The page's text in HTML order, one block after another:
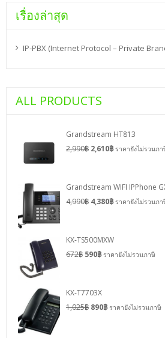
เรื่องล่าสุด
IP-PBX (Internet Protocol – Private
ALL PRODUCTS
Grandstream HT813
2,990฿ 2,610฿ ราคายังไม่รวมภา
Grandstream WIFI IPPhone
4,990฿ 4,380฿ ราคายังไม่รวมภา
KX-TS500MXW
672฿ 590฿ ราคายังไม่รวมภาษี
KX-T7703X
1,025฿ 890฿ ราคายังไม่รวมภาษี